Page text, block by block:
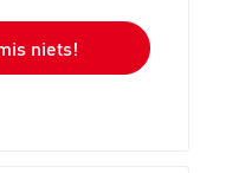
niets!